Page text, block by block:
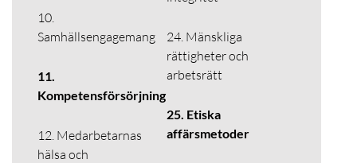
10.
Samhällsengagemang
11.
Kompetensförsörjning
12. Medarbetarnas
hälsa och
24. Mänskliga
rättigheter och
arbetsrätt
25. Etiska
affärsmetoder